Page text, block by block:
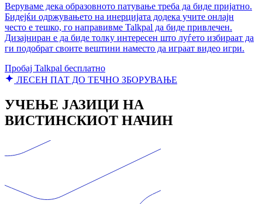
Веруваме дека образовното патување треба да биде пријатно.
Бидејќи одржувањето на инерцијата додека учите онлајн
често е тешко, го направивме Talkpal да биде привлечен.
Дизајниран е да биде толку интересен што луѓето избираат да
ги подобрат своите вештини наместо да играат видео игри.
Пробај Talkpal бесплатно
ЛЕСЕН ПАТ ДО ТЕЧНО ЗБОРУВАЊЕ
УЧЕЊЕ ЈАЗИЦИ НА
ВИСТИНСКИОТ НАЧИН